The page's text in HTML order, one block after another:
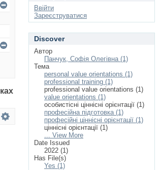
Ввійти
Зареєструватися
Discover
Автор
Панчук, Софія Олегівна (1)
Тема
personal value orientations (1)
professional training (1)
professional value orientations (1)
value orientations (1)
особистісні ціннісні орієнтації (1)
професійна підготовка (1)
професійні ціннісні орієнтації (1)
ціннісні орієнтації (1)
... View More
Date Issued
2022 (1)
Has File(s)
Yes (1)